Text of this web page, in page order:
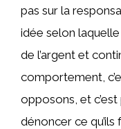
pas sur la
idée selon
de l’argent et
comportement,
opposons, et
dénoncer ce